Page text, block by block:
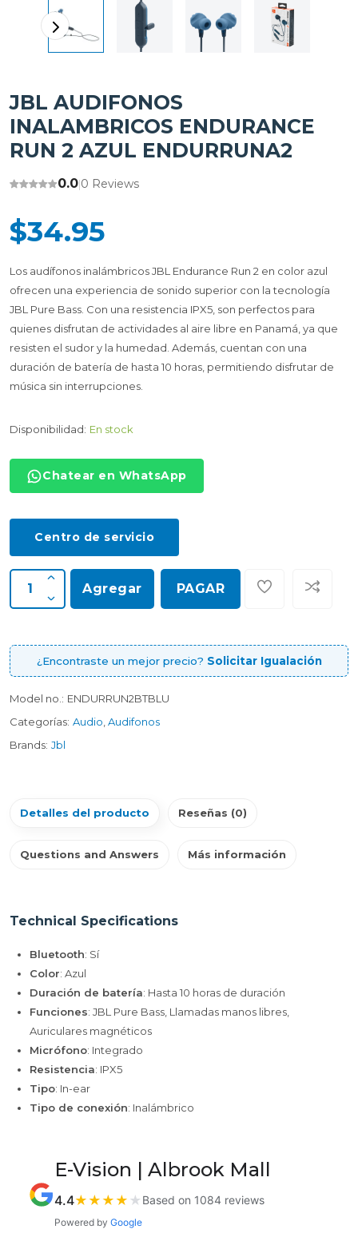
JBL AUDIFONOS
INALAMBRICOS ENDURANCE
RUN 2 AZUL ENDURRUNA2
0.0|0 Reviews
$34.95
Los audífonos inalámbricos JBL Endurance Run 2 en color azul
ofrecen una experiencia de sonido superior con la tecnología
JBL Pure Bass. Con una resistencia IPX5, son perfectos para
quienes disfrutan de actividades al aire libre en Panamá, ya que
resisten el sudor y la humedad. Además, cuentan con una
duración de batería de hasta 10 horas, permitiendo disfrutar de
música sin interrupciones.
Disponibilidad: En stock
Chatear en WhatsApp
Centro de servicio
Agregar PAGAR
¿Encontraste un mejor precio? Solicitar Igualación
Model no.: ENDURRUN2BTBLU
Categorías: Audio Audifonos
Brands: Jbl
Detalles del producto Reseñas (0)
Questions and Answers Más información
Technical Specifications
Bluetooth: Sí
Color: Azul
Duración de batería: Hasta 10 horas de duración
Funciones: JBL Pure Bass, Llamadas manos libres,
Auriculares magnéticos
Micrófono: Integrado
Resistencia: IPX5
Tipo: In-ear
Tipo de conexión: Inalámbrico
E-Vision | Albrook Mall
4.4★ ★ ★ ★ ★ Based on 1084 reviews
Powered by Google